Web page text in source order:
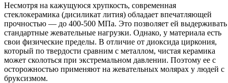
Несмотря на кажущуюся хрупкость, современная
стеклокерамика (дисиликат лития) обладает впечатляющей
прочностью — до 400-500 МПа. Это позволяет ей выдерживать
стандартные жевательные нагрузки. Однако, у материала есть
свои физические пределы. В отличие от диоксида циркония,
который по твердости сравним с металлом, чистая керамика
может сколоться при экстремальном давлении. Поэтому ее с
осторожностью применяют на жевательных молярах у людей с
бруксизмом.